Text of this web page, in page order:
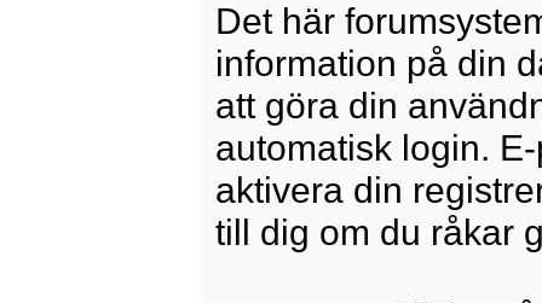
Det här
information på din
att göra din
automatisk login.
aktivera din
till dig om du råkar